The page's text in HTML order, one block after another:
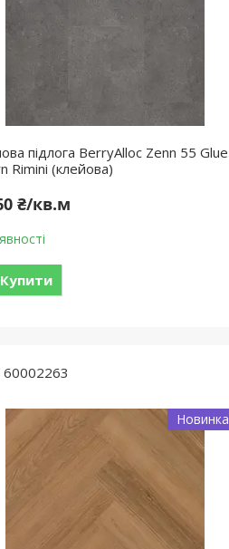
підлога BerryAlloc Zenn 55 Glue
Rimini (клейова)
₴/кв.м
Купити
60002263
Новинка